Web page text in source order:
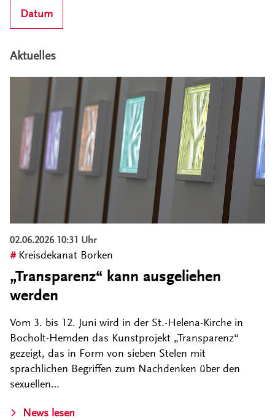
Datum
Aktuelles
02.06.2026 10:31 Uhr
Kreisdekanat Borken
„Transparenz“ kann ausgeliehen
werden
Vom 3. bis 12. Juni wird in der St.-Helena-Kirche in
Bocholt-Hemden das Kunstprojekt „Transparenz“
gezeigt, das in Form von sieben Stelen mit
sprachlichen Begriffen zum Nachdenken über den
sexuellen…
News lesen